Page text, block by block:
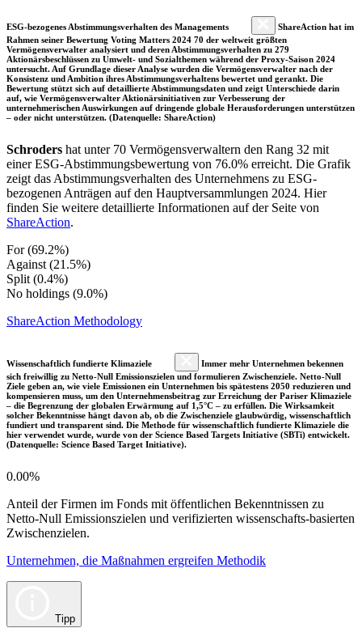
ESG-bezogenes Abstimmungsverhalten des Managements
ShareAction hat im
Rahmen seiner Bewertung Voting Matters 2024 70 der weltweit größten
Vermögensverwalter analysiert und deren Abstimmungsverhalten zu 279
Aktionärsbeschlüssen zu Umwelt- und Sozialthemen während der Proxy-Saison 2024
untersucht. Auf Grundlage dieser Analyse wurden die Vermögensverwalter nach der
Konsistenz und Ambition ihres Abstimmungsverhaltens bewertet und gerankt. Die
Bewertung stützt sich auf detaillierte Abstimmungsdaten und zeigt Unterschiede darin
auf, wie Vermögensverwalter Aktionärsinitiativen zur Verbesserung der
unternehmerischen Auswirkungen auf dringende globale Herausforderungen unterstützen
– oder nicht unterstützen. (Datenquelle: ShareAction)
Schroders hat unter 70 Vermögensverwaltern den Rang 32 mit
einer ESG-Abstimmungsbewertung von 76.0% erreicht. Die Grafik
zeigt das Abstimmungsverhalten des Unternehmens zu ESG-
bezogenen Anträgen auf den Hauptversammlungen 2024. Hier
finden Sie weitere detaillierte Informationen auf der Seite von
ShareAction.
For (69.2%)
Against (21.5%)
Split (0.4%)
No holdings (9.0%)
ShareAction Methodology
Wissenschaftlich fundierte Klimaziele
Immer mehr Unternehmen bekennen
sich freiwillig zu Netto-Null Emissionszielen und formulieren Zwischenziele. Netto-Null
Ziele geben an, wie viele Emissionen ein Unternehmen bis spätestens 2050 reduzieren und
kompensieren muss, um den Unternehmensbeitrag zur Erreichung der Pariser Klimaziele
– die Begrenzung der globalen Erwärmung auf 1,5°C – zu erfüllen. Die Wirksamkeit
solcher Bekenntnisse hängt davon ab, ob die Zwischenziele glaubwürdig, wissenschaftlich
fundiert und transparent sind. Die Methode für wissenschaftlich fundierte Klimaziele die
hier verwendet wurde, wurde von der Science Based Targets Initiative (SBTi) entwickelt.
(Datenquelle: Science Based Target Initiative).
0.00%
Anteil der Firmen im Fonds mit öffentlichen Bekenntnissen zu
Netto-Null Emissionszielen und verifizierten wissenschafts-basierten
Zwischenzielen.
Unternehmen, die Maßnahmen ergreifen Methodik
Tipp